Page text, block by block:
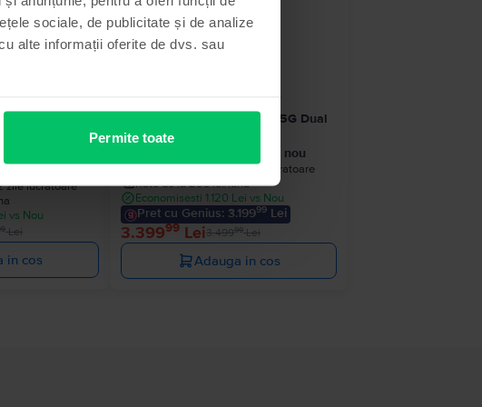
sociale, de publicitate și de analize
alte informații oferite de dvs. sau
Permite toate
Ultra 5G Dual
zile lucratoare
vs Nou
Lei
in cos
- 100 Lei
Samsung Galaxy S24 Ultra 5G Dual
Sim
Black Titanium, 512 GB, Ca nou
Livrare estimata:1-2 zile lucratoare
Rate de la 283 lei/luna
Economisesti 1.120 Lei vs Nou
Pret cu Genius: 3.19999 Lei
3.39999 Lei3.49999Lei
Adauga in cos